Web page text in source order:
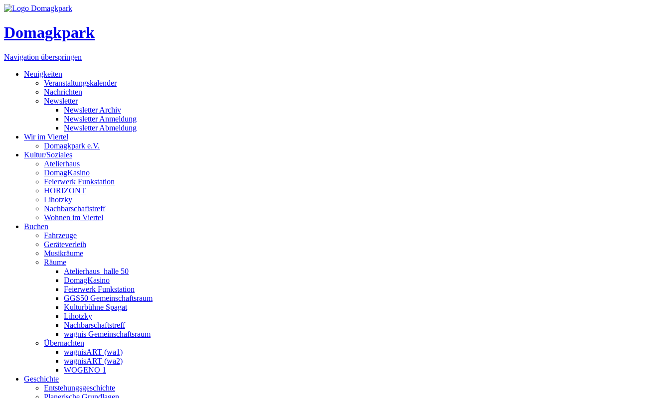
Domagkpark
Navigation überspringen
Neuigkeiten
Veranstaltungskalender
Nachrichten
Newsletter
Newsletter Archiv
Newsletter Anmeldung
Newsletter Abmeldung
Wir im Viertel
Domagkpark e.V.
Kultur/Soziales
Atelierhaus
DomagKasino
Feierwerk Funkstation
HORIZONT
Lihotzky
Nachbarschaftstreff
Wohnen im Viertel
Buchen
Fahrzeuge
Geräteverleih
Musikräume
Räume
Atelierhaus_halle 50
DomagKasino
Feierwerk Funkstation
GGS50 Gemeinschaftsraum
Kulturbühne Spagat
Lihotzky
Nachbarschaftstreff
wagnis Gemeinschaftsraum
Übernachten
wagnisART (wa1)
wagnisART (wa2)
WOGENO 1
Geschichte
Entstehungsgeschichte